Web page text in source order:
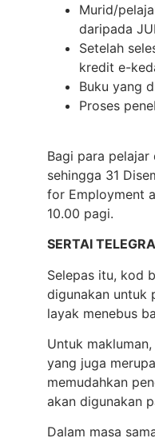
Murid/
daripada
Setelah
kredit e-
Buku yang
Proses
Bagi para
sehingga 31
for Employment
10.00 pagi.
SERTAI
Selepas itu, kod
digunakan untuk
layak menebus
Untuk
yang juga
memudahkan
akan digunakan
Dalam masa